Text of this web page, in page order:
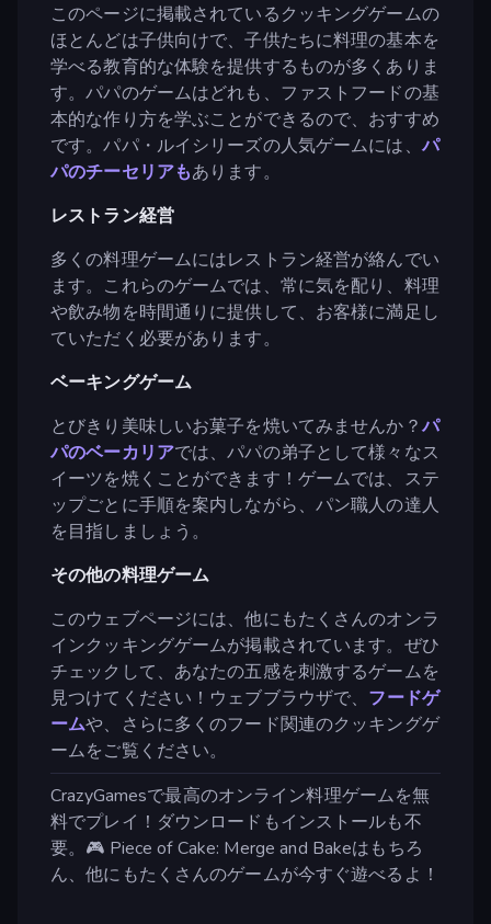
このページに掲載されているクッキングゲームの
ほとんどは子供向けで、子供たちに料理の基本を
学べる教育的な体験を提供するものが多くありま
す。パパのゲームはどれも、ファストフードの基
本的な作り方を学ぶことができるので、おすすめ
です。パパ・ルイシリーズの人気ゲームには、パ
パのチーセリアもあります。
レストラン経営
多くの料理ゲームにはレストラン経営が絡んでい
ます。これらのゲームでは、常に気を配り、料理
や飲み物を時間通りに提供して、お客様に満足し
ていただく必要があります。
ベーキングゲーム
とびきり美味しいお菓子を焼いてみませんか？パ
パのベーカリアでは、パパの弟子として様々なス
イーツを焼くことができます！ゲームでは、ステ
ップごとに手順を案内しながら、パン職人の達人
を目指しましょう。
その他の料理ゲーム
このウェブページには、他にもたくさんのオンラ
インクッキングゲームが掲載されています。ぜひ
チェックして、あなたの五感を刺激するゲームを
見つけてください！ウェブブラウザで、 フードゲ
ームや、さらに多くのフード関連のクッキングゲ
ームをご覧ください。
CrazyGamesで最高のオンライン料理ゲームを無
料でプレイ！ダウンロードもインストールも不
要。🎮 Piece of Cake: Merge and Bakeはもちろ
ん、他にもたくさんのゲームが今すぐ遊べるよ！